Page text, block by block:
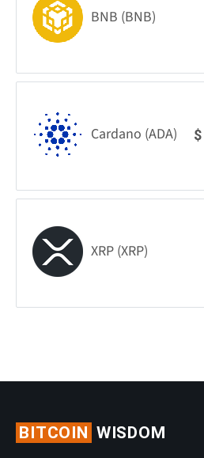
BNB (BNB)
Cardano (ADA) $
XRP (XRP)
BITCOIN WISDOM